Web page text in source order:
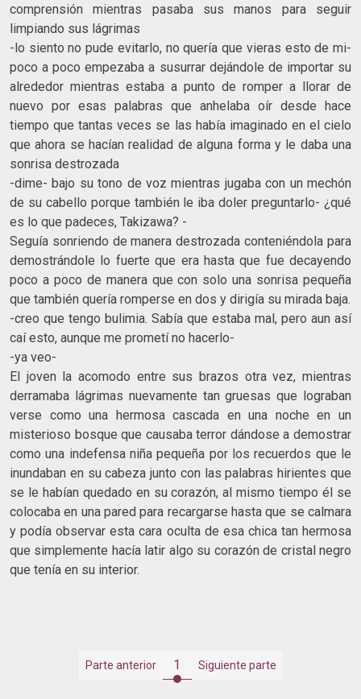
comprensión mientras pasaba sus manos para seguir
limpiando sus lágrimas
-lo siento no pude evitarlo, no quería que vieras esto de mi-
poco a poco empezaba a susurrar dejándole de importar su
alrededor mientras estaba a punto de romper a llorar de
nuevo por esas palabras que anhelaba oír desde hace
tiempo que tantas veces se las había imaginado en el cielo
que ahora se hacían realidad de alguna forma y le daba una
sonrisa destrozada
-dime- bajo su tono de voz mientras jugaba con un mechón
de su cabello porque también le iba doler preguntarlo- ¿qué
es lo que padeces, Takizawa? -
Seguía sonriendo de manera destrozada conteniéndola para
demostrándole lo fuerte que era hasta que fue decayendo
poco a poco de manera que con solo una sonrisa pequeña
que también quería romperse en dos y dirigía su mirada baja.
-creo que tengo bulimia. Sabía que estaba mal, pero aun así
caí esto, aunque me prometí no hacerlo-
-ya veo-
El joven la acomodo entre sus brazos otra vez, mientras
derramaba lágrimas nuevamente tan gruesas que lograban
verse como una hermosa cascada en una noche en un
misterioso bosque que causaba terror dándose a demostrar
como una indefensa niña pequeña por los recuerdos que le
inundaban en su cabeza junto con las palabras hirientes que
se le habían quedado en su corazón, al mismo tiempo él se
colocaba en una pared para recargarse hasta que se calmara
y podía observar esta cara oculta de esa chica tan hermosa
que simplemente hacía latir algo su corazón de cristal negro
que tenía en su interior.
Parte anterior 1 Siguiente parte